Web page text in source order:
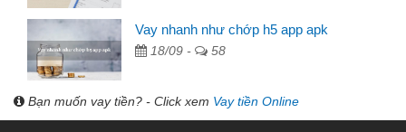
Vay nhanh như chớp h5 app apk
18/09 - 58
Bạn muốn vay tiền? - Click xem Vay tiền Online